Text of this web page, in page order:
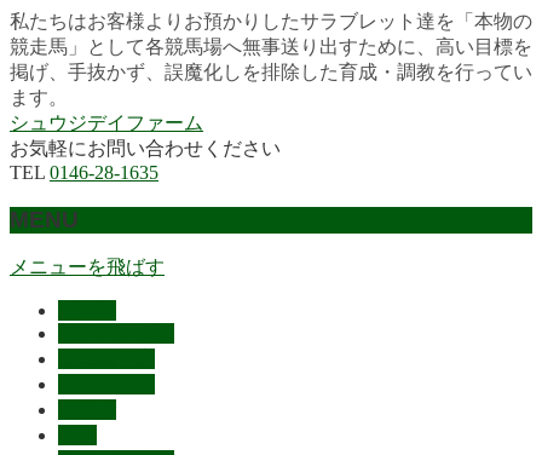
私たちはお客様よりお預かりしたサラブレット達を「本物の
競走馬」として各競馬場へ無事送り出すために、高い目標を
掲げ、手抜かず、誤魔化しを排除した育成・調教を行ってい
ます。
シュウジデイファーム
お気軽にお問い合わせください
TEL 0146-28-1635
MENU
メニューを飛ばす